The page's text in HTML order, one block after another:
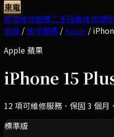
來電
商城維修報價二手回收維修課程
首頁 /維修報價 /Apple /
Apple 蘋果
iPhone 15
12項可維修服務．保固 3 個月
標準版